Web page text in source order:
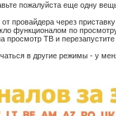
пожалуйста еще одну
провайдера через
функционалом по
просмотр ТВ и перезапустите
в другие режимы - у